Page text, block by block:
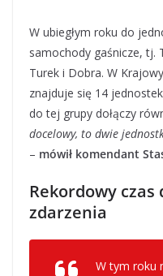
W ubiegłym roku do
samochody gaśnicze, tj.
Turek i Dobra. W
znajduje się 14
do tej grupy dołączy
docelowy, to dwie
– mówił komendant
Rekordowy
zdarzenia
W tym roku